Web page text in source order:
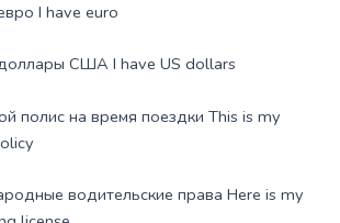
I have euro
США I have US dollars
полис на время поездки This is my
водительские права Here is my